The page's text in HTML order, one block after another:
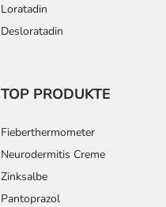
Loratadin
Desloratadin
TOP PRODUKTE
Fieberthermometer
Neurodermitis Creme
Zinksalbe
Pantoprazol